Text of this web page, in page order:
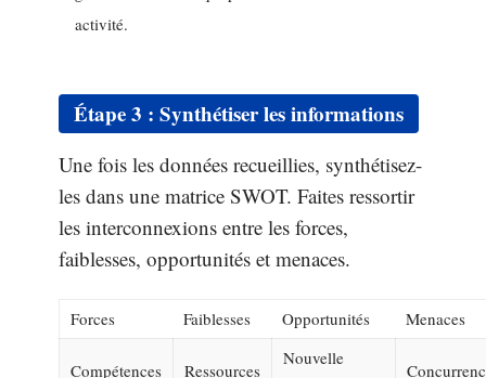
activité.
Étape 3 : Synthétiser les informations
Une fois les données recueillies, synthétisez-
les dans une matrice SWOT. Faites ressortir
les interconnexions entre les forces,
faiblesses, opportunités et menaces.
Forces Faiblesses Opportunités Menaces
Compétences
Ressources
Nouvelle